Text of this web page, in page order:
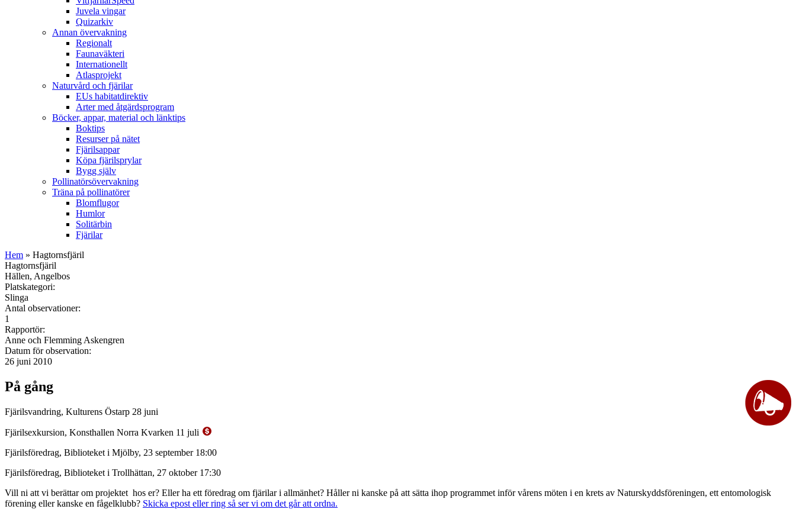
Juvela vingar
Quizarkiv
Annan övervakning
Regionalt
Faunaväkteri
Internationellt
Atlasprojekt
Naturvård och fjärilar
EUs habitatdirektiv
Arter med åtgärdsprogram
Böcker, appar, material och länktips
Boktips
Resurser på nätet
Fjärilsappar
Köpa fjärilsprylar
Bygg själv
Pollinatörsövervakning
Träna på pollinatörer
Blomflugor
Humlor
Solitärbin
Fjärilar
Hem » Hagtornsfjäril
Hagtornsfjäril
Hällen, Angelbos
Platskategori:
Slinga
Antal observationer:
1
Rapportör:
Anne och Flemming Askengren
Datum för observation:
26 juni 2010
På gång
Fjärilsvandring, Kulturens Östarp 28 juni
Fjärilsexkursion, Konsthallen Norra Kvarken 11 juli
Fjärilsföredrag, Biblioteket i Mjölby, 23 september 18:00
Fjärilsföredrag, Biblioteket i Trollhättan, 27 oktober 17:30
Vill ni att vi berättar om projektet hos er? Eller ha ett föredrag om fjärilar i allmänhet? Håller ni kanske på att sätta ihop programmet inför vårens möten i en krets av Naturskyddsföreningen, ett entomologisk
förening eller kanske en fågelklubb? Skicka epost eller ring så ser vi om det går att ordna.